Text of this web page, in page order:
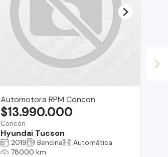
Automotora RPM Concon
Concón
Hyundai Tucson
$13.990.000
2019 Bencina
Automática
78000 km